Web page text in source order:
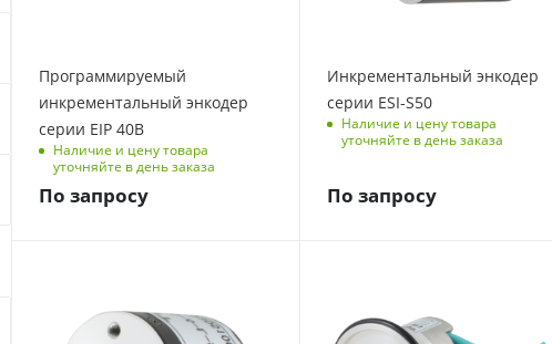
Программируемый
инкрементальный энкодер
серии EIP 40B
Наличие и цену товара
уточняйте в день заказа
По запросу
Инкрементальный энкодер
серии ESI-S50
Наличие и цену товара
уточняйте в день заказа
По запросу